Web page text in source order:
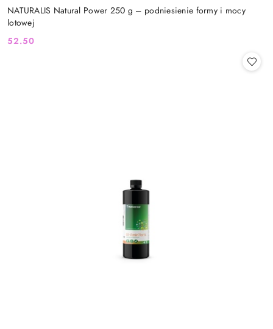
NATURALIS Natural Power 250 g – podniesienie formy i mocy
lotowej
Cena:
52.50